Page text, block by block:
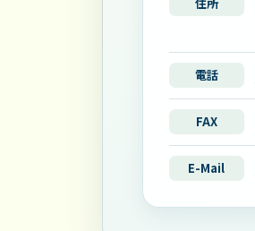
電話
FAX
E-Mail